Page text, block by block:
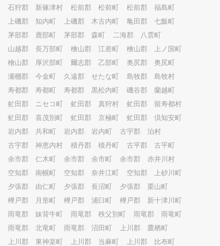
まで幅広くレッスン致し
かり、道具であるクラブ
や使い方等 中級者：悩み
、苦手克服、コースマネ
ント他 上級者：
の数値分析と解決するた
ドバイス
石狩郡 新篠津村
松前郡 松前町
松前郡 福島町
上磯郡 知内町
上磯郡 木古内町
亀田郡 七飯町
茅部郡 鹿部町
茅部郡 森町
二海郡 八雲町
山越郡 長万部町
檜山郡 江差町
檜山郡 上ノ国町
檜山郡 厚沢部町
爾志郡 乙部町
奥尻郡 奥尻町
瀬棚郡 今金町
久遠郡 せたな町
島牧郡 島牧村
寿都郡 寿都町
寿都郡 黒松内町
磯谷郡 蘭越町
虻田郡 ニセコ町
虻田郡 真狩村
虻田郡 留寿都村
虻田郡 喜茂別町
虻田郡 京極町
虻田郡 倶知安町
岩内郡 共和町
岩内郡 岩内町
古宇郡 泊村
古宇郡 神恵内村
積丹郡 積丹町
古平郡 古平町
余市郡 仁木町
余市郡 余市町
余市郡 赤井川村
空知郡 南幌町
空知郡 奈井江町
空知郡 上砂川町
夕張郡 由仁町
夕張郡 長沼町
夕張郡 栗山町
樺戸郡 月形町
樺戸郡 浦臼町
樺戸郡 新十津川町
雨竜郡 妹背牛町
雨竜郡 秩父別町
雨竜郡 雨竜町
雨竜郡 北竜町
雨竜郡 沼田町
上川郡 鷹栖町
上川郡 東神楽町
上川郡 当麻町
上川郡 比布町